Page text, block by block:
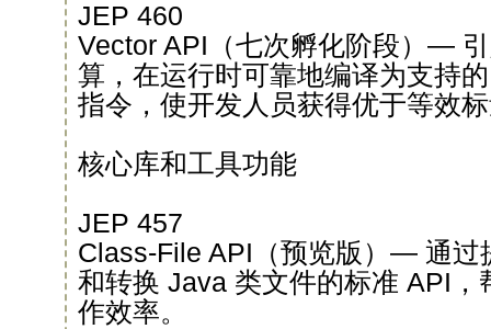
JEP 460
Vector API（七次孵化阶段）—
算，在运行时可靠地编译为支持
指令，使开发人员获得优于等效
核心库和工具功能
JEP 457
Class-File API（预览版）— 通过
和转换 Java 类文件的标准 API，
作效率。